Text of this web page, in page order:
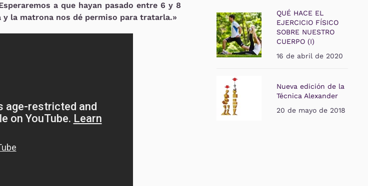
a que hayan pasado entre 6 y 8
y la matrona nos dé permiso para tratarla.»
QUÉ HACE EL
EJERCICIO FÍSICO
SOBRE NUESTRO
CUERPO (I)
16 de abril de 2020
Nueva edición de la
Técnica Alexander
20 de mayo de 2018